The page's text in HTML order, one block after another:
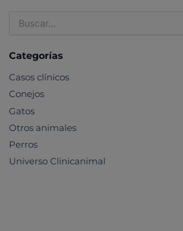
por:
Categorías
Casos clínicos
Conejos
Gatos
Otros animales
Perros
Universo Clinicanimal